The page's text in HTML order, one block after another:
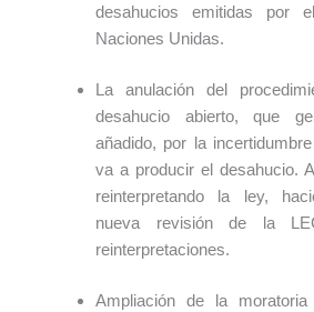
desahucios emitidas por
Naciones Unidas.
La anulación del
desahucio abierto, que
añadido, por la
va a producir el desahucio.
reinterpretando la ley,
nueva revisión de la
reinterpretaciones.
Ampliación de la